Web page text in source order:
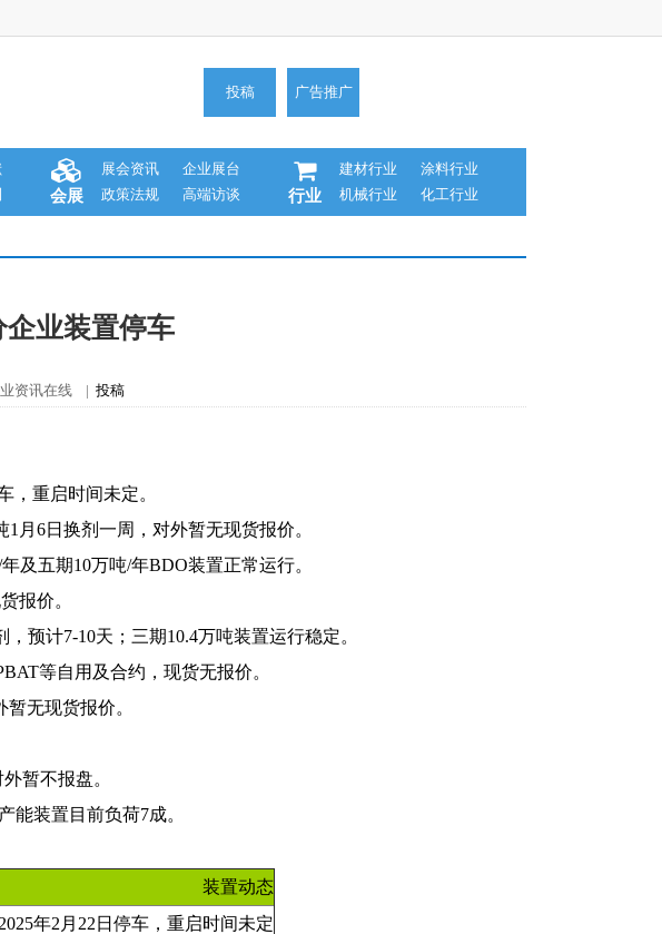
投稿 广告推广
会展
展会资讯
企业展台
政策法规
高端访谈 行业
建材行业
涂料行业
机械行业
化工行业
业装置停车
资讯在线 | 投稿
，重启时间未定。
月6日换剂一周，对外暂无现货报价。
及五期10万吨/年BDO装置正常运行。
报价。
预计7-10天；三期10.4万吨装置运行稳定。
等自用及合约，现货无报价。
无现货报价。
暂不报盘。
能装置目前负荷7成。
装置动态
年2月22日停车，重启时间未定